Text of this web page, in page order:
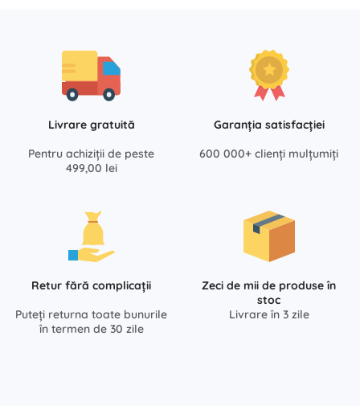
Livrare gratuită
Pentru achiziții de peste
499,00 lei
Garanția satisfacției
600 000+ clienți mulțumiți
Retur fără complicații
Puteți returna toate bunurile
în termen de 30 zile
Zeci de mii de produse în
stoc
Livrare în 3 zile